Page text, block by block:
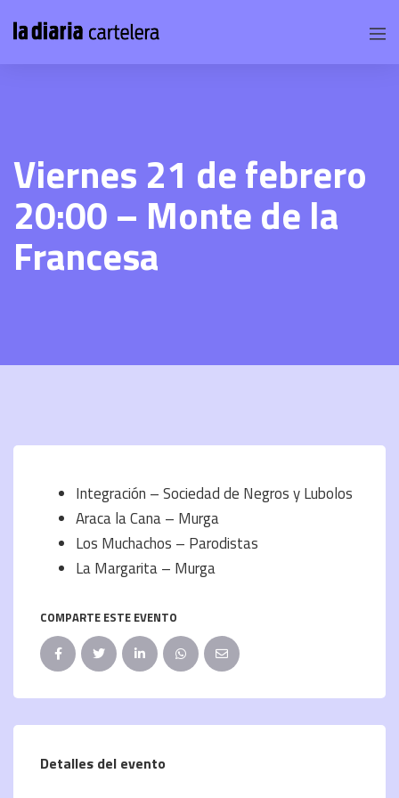
Viernes 21 de febrero
20:00 – Monte de la
Francesa
Integración – Sociedad de Negros y Lubolos
Araca la Cana – Murga
Los Muchachos – Parodistas
La Margarita – Murga
COMPARTE ESTE EVENTO
Detalles del evento